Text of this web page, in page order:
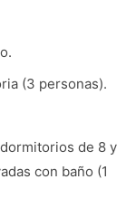
(3 personas).
de 8 y
con baño (1